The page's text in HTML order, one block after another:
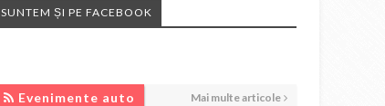
SUNTEM ȘI PE FACEBOOK
Evenimente auto Mai multe articole